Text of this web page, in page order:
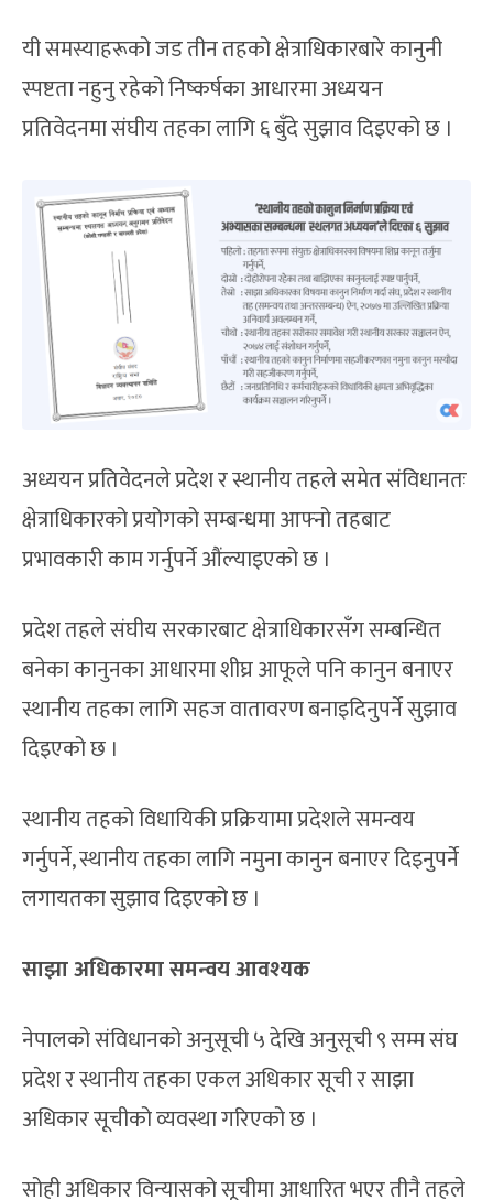
यी समस्याहरूको जड तीन तहको क्षेत्राधिकारबारे कानुनी
स्पष्टता नहुनु रहेको निष्कर्षका आधारमा अध्ययन
प्रतिवेदनमा संघीय तहका लागि ६ बुँदे सुझाव दिइएको छ ।
अध्ययन प्रतिवेदनले प्रदेश र स्थानीय तहले समेत संविधानतः
क्षेत्राधिकारको प्रयोगको सम्बन्धमा आफ्नो तहबाट
प्रभावकारी काम गर्नुपर्ने औंल्याइएको छ ।
प्रदेश तहले संघीय सरकारबाट क्षेत्राधिकारसँग सम्बन्धित
बनेका कानुनका आधारमा शीघ्र आफूले पनि कानुन बनाएर
स्थानीय तहका लागि सहज वातावरण बनाइदिनुपर्ने सुझाव
दिइएको छ ।
स्थानीय तहको विधायिकी प्रक्रियामा प्रदेशले समन्वय
गर्नुपर्ने, स्थानीय तहका लागि नमुना कानुन बनाएर दिइनुपर्ने
लगायतका सुझाव दिइएको छ ।
साझा अधिकारमा समन्वय आवश्यक
नेपालको संविधानको अनुसूची ५ देखि अनुसूची ९ सम्म संघ
प्रदेश र स्थानीय तहका एकल अधिकार सूची र साझा
अधिकार सूचीको व्यवस्था गरिएको छ ।
सोही अधिकार विन्यासको सूचीमा आधारित भएर तीनै तहले